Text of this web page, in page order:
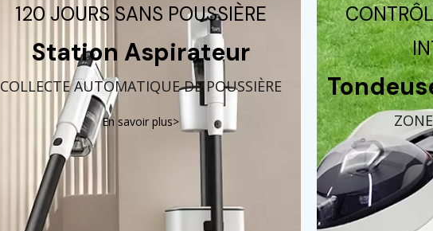
120 JOURS SANS POUSSIÈRE
Station Aspirateur
COLLECTE AUTOMATIQUE DE POUSSIÈRE
En savoir plus>